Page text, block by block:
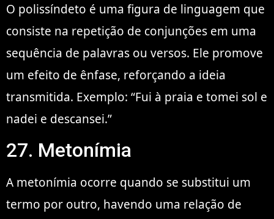
O polissíndeto é uma figura de linguagem que
consiste na repetição de conjunções em uma
sequência de palavras ou versos. Ele promove
um efeito de ênfase, reforçando a ideia
transmitida. Exemplo: “Fui à praia e tomei sol e
nadei e descansei.”
27. Metonímia
A metonímia ocorre quando se substitui um
termo por outro, havendo uma relação de